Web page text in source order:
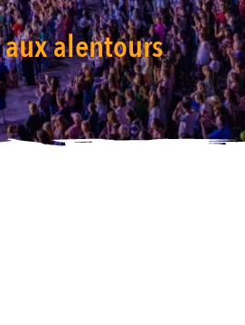
aux alentours